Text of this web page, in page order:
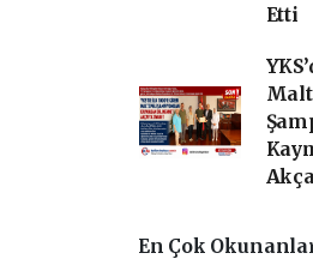
Etti
En Çok